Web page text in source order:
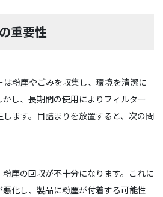
重要性
粉塵やごみを収集し、環境を清潔に
し、長期間の使用によりフィルター
ます。目詰まりを放置すると、次の問
塵の回収が不十分になります。これに
化し、製品に粉塵が付着する可能性